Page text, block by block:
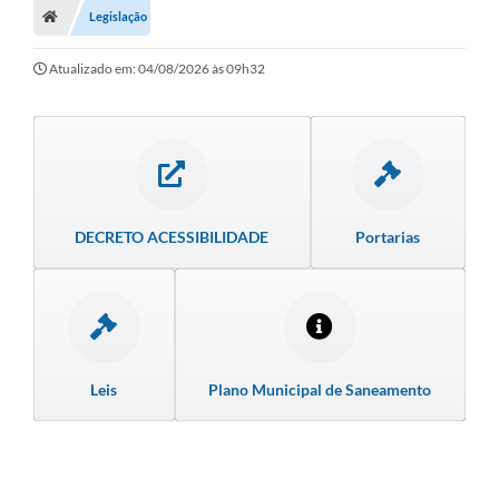
Legislação
Atualizado em: 04/08/2026 às 09h32
DECRETO ACESSIBILIDADE Portarias
Leis Plano Municipal de Saneamento